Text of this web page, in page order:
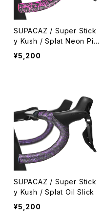
SUPACAZ / Super Stick
y Kush / Splat Neon Pin
k
¥5,200
SUPACAZ / Super Stick
y Kush / Splat Oil Slick
¥5,200